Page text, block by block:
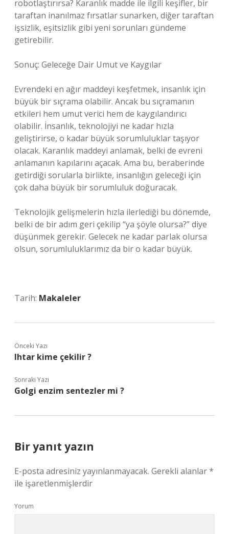
robotlaştırırsa? Karanlık madde ile ilgili keşifler, bir
taraftan inanılmaz fırsatlar sunarken, diğer taraftan
işsizlik, eşitsizlik gibi yeni sorunları gündeme
getirebilir.
Sonuç: Geleceğe Dair Umut ve Kaygılar
Evrendeki en ağır maddeyi keşfetmek, insanlık için
büyük bir sıçrama olabilir. Ancak bu sıçramanın
etkileri hem umut verici hem de kaygılandırıcı
olabilir. İnsanlık, teknolojiyi ne kadar hızla
geliştirirse, o kadar büyük sorumluluklar taşıyor
olacak. Karanlık maddeyi anlamak, belki de evreni
anlamanın kapılarını açacak. Ama bu, beraberinde
getirdiği sorularla birlikte, insanlığın geleceği için
çok daha büyük bir sorumluluk doğuracak.
Teknolojik gelişmelerin hızla ilerlediği bu dönemde,
belki de bir adım geri çekilip “ya şöyle olursa?” diye
düşünmek gerekir. Gelecek ne kadar parlak olursa
olsun, sorumluluklarımız da bir o kadar büyük.
Tarih: Makaleler
Önceki Yazı
Ihtar kime çekilir ?
Sonraki Yazı
Golgi enzim sentezler mi ?
Bir yanıt yazın
E-posta adresiniz yayınlanmayacak. Gerekli alanlar*
ile işaretlenmişlerdir
Yorum